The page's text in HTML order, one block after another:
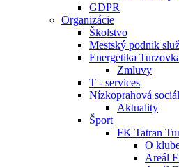
GDPR
Organizácie
Školstvo
Mestský podnik
Energetika
Zmluvy
T - services
Nízkoprahová
Aktuality
Šport
FK Tatran
O
Areál